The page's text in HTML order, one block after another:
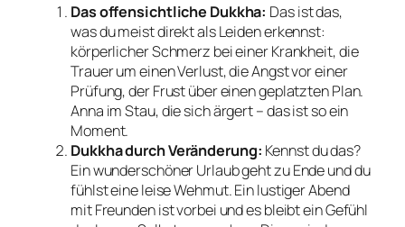
Das offensichtliche Dukkha: Das ist das,
was du meist direkt als Leiden erkennst:
körperlicher Schmerz bei einer Krankheit, die
Trauer um einen Verlust, die Angst vor einer
Prüfung, der Frust über einen geplatzten Plan.
Anna im Stau, die sich ärgert – das ist so ein
Moment.
Dukkha durch Veränderung: Kennst du das?
Ein wunderschöner Urlaub geht zu Ende und du
fühlst eine leise Wehmut. Ein lustiger Abend
mit Freunden ist vorbei und es bleibt ein Gefühl